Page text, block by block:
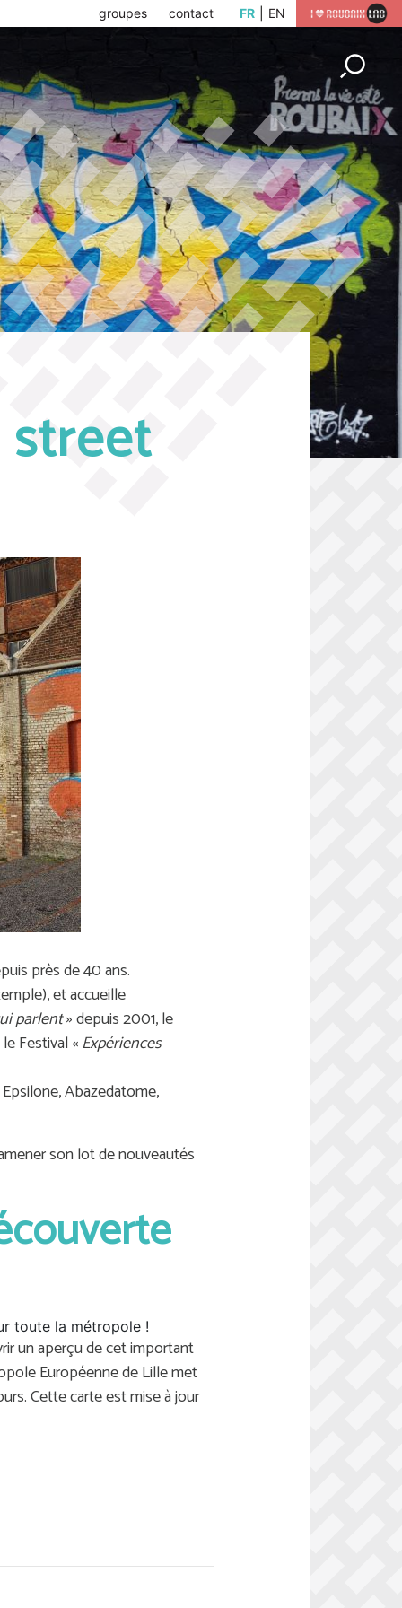
groupes contact FR EN
près de 40 ans.
et accueille
parlent» depuis 2001, le
Festival «Expériences
Abazedatome,
son lot de nouveautés
toute la métropole !
un aperçu de cet important
Européenne de Lille met
Cette carte est mise à jour